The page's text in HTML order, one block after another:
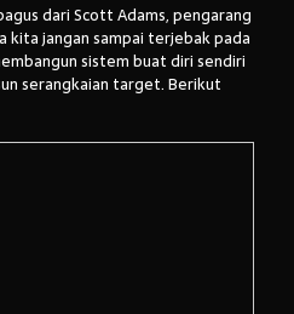
dari Scott Adams, pengarang
jangan sampai terjebak pada
sistem buat diri sendiri
serangkaian target. Berikut